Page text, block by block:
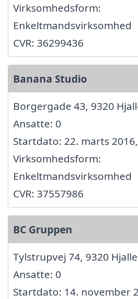
Virksomhedsform:
Enkeltmandsvirksomhed
CVR: 36299436
Banana Studio
Borgergade 43, 9320
Ansatte: 0
Startdato: 22. marts 2016,
Virksomhedsform:
Enkeltmandsvirksomhed
CVR: 37557986
BC Gruppen
Tylstrupvej 74, 9320
Ansatte: 0
Startdato: 14. november